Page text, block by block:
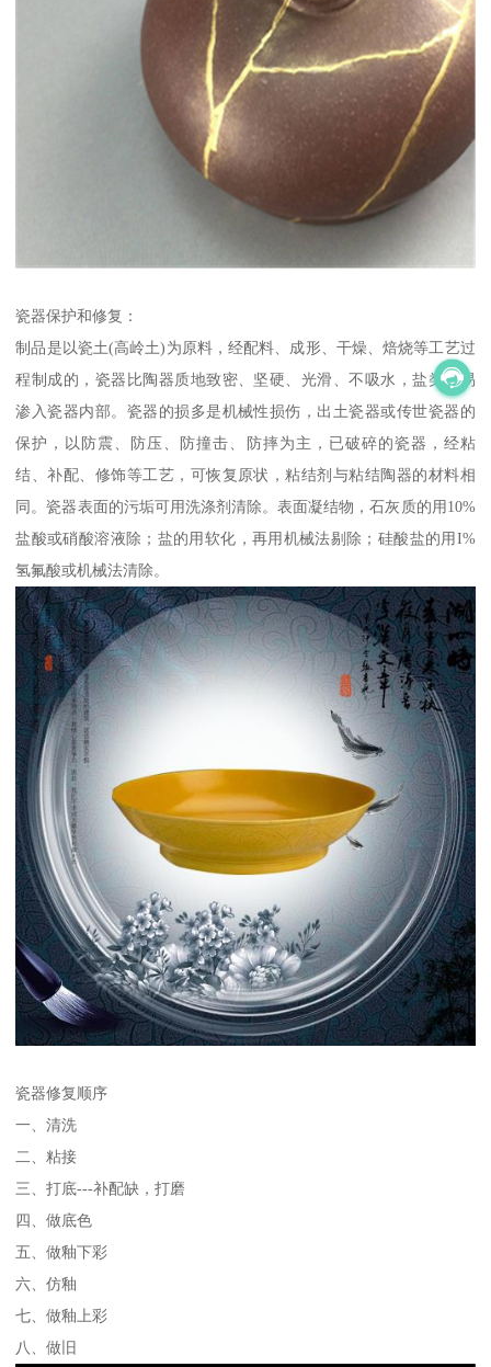
瓷器保护和修复：
制品是以瓷土(高岭土)为原料，经配料、成形、干燥、焙烧等工艺过
程制成的，瓷器比陶器质地致密、坚硬、光滑、不吸水，盐类不易
渗入瓷器内部。瓷器的损多是机械性损伤，出土瓷器或传世瓷器的
保护，以防震、防压、防撞击、防摔为主，已破碎的瓷器，经粘
结、补配、修饰等工艺，可恢复原状，粘结剂与粘结陶器的材料相
同。瓷器表面的污垢可用洗涤剂清除。表面凝结物，石灰质的用10%
盐酸或硝酸溶液除；盐的用软化，再用机械法剔除；硅酸盐的用I%
氢氟酸或机械法清除。
瓷器修复顺序
一、清洗
二、粘接
三、打底---补配缺，打磨
四、做底色
五、做釉下彩
六、仿釉
七、做釉上彩
八、做旧